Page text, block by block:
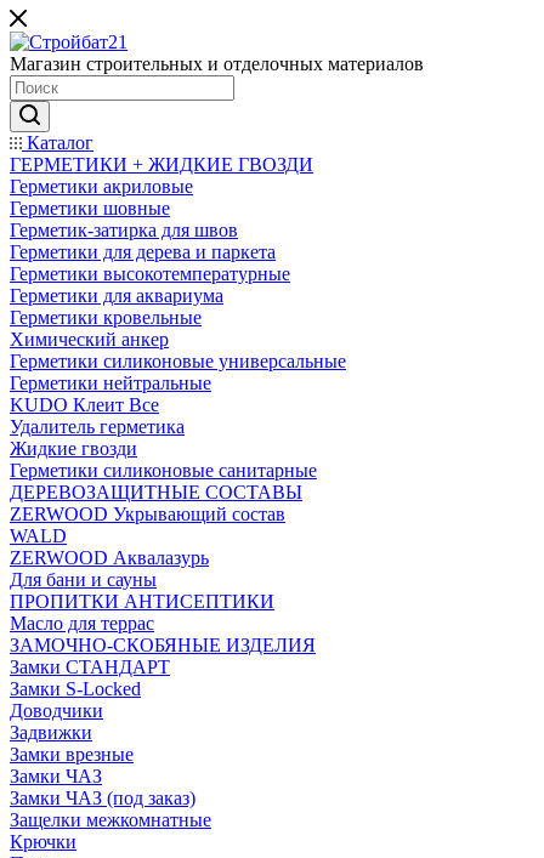
Магазин строительных и отделочных материалов
Каталог
ГЕРМЕТИКИ + ЖИДКИЕ ГВОЗДИ
Герметики акриловые
Герметики шовные
Герметик-затирка для швов
Герметики для дерева и паркета
Герметики высокотемпературные
Герметики для аквариума
Герметики кровельные
Химический анкер
Герметики силиконовые универсальные
Герметики нейтральные
KUDO Клеит Все
Удалитель герметика
Жидкие гвозди
Герметики силиконовые санитарные
ДЕРЕВОЗАЩИТНЫЕ СОСТАВЫ
ZERWOOD Укрывающий состав
WALD
ZERWOOD Аквалазурь
Для бани и сауны
ПРОПИТКИ АНТИСЕПТИКИ
Масло для террас
ЗАМОЧНО-СКОБЯНЫЕ ИЗДЕЛИЯ
Замки СТАНДАРТ
Замки S-Locked
Доводчики
Задвижки
Замки врезные
Замки ЧАЗ
Замки ЧАЗ (под заказ)
Защелки межкомнатные
Крючки